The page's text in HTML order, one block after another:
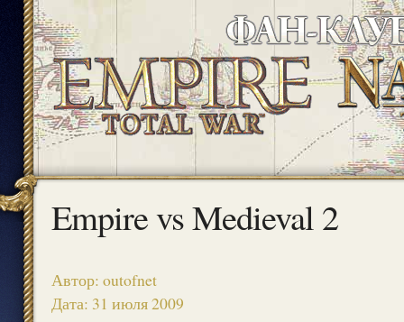
Empire vs Medieval 2
Автор: outofnet
Дата: 31 июля 2009